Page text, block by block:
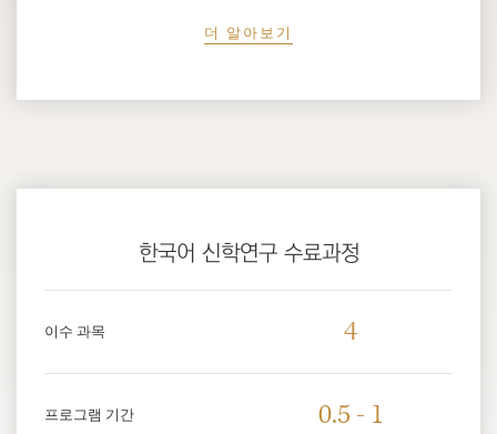
더 알아보기
한국어 신학연구 수료과정
이수 과목 4
프로그램 기간 0.5 - 1